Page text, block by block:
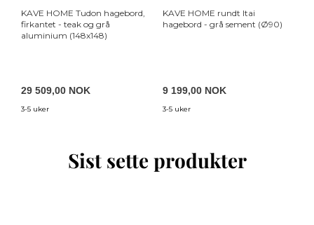
KAVE HOME Tudon hagebord,
firkantet - teak og grå
aluminium (148x148)
29 509,00 NOK
3-5 uker
KAVE HOME rundt Itai
hagebord - grå sement (Ø90)
9 199,00 NOK
3-5 uker
Sist sette produkter